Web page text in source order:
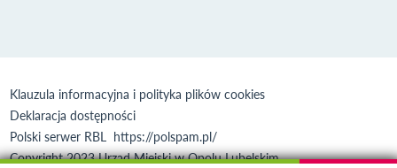
Klauzula informacyjna i polityka plików cookies
Deklaracja dostępności
Polski serwer RBL https://polspam.pl/
Copyright 2023 Urząd Miejski w Opolu Lubelskim